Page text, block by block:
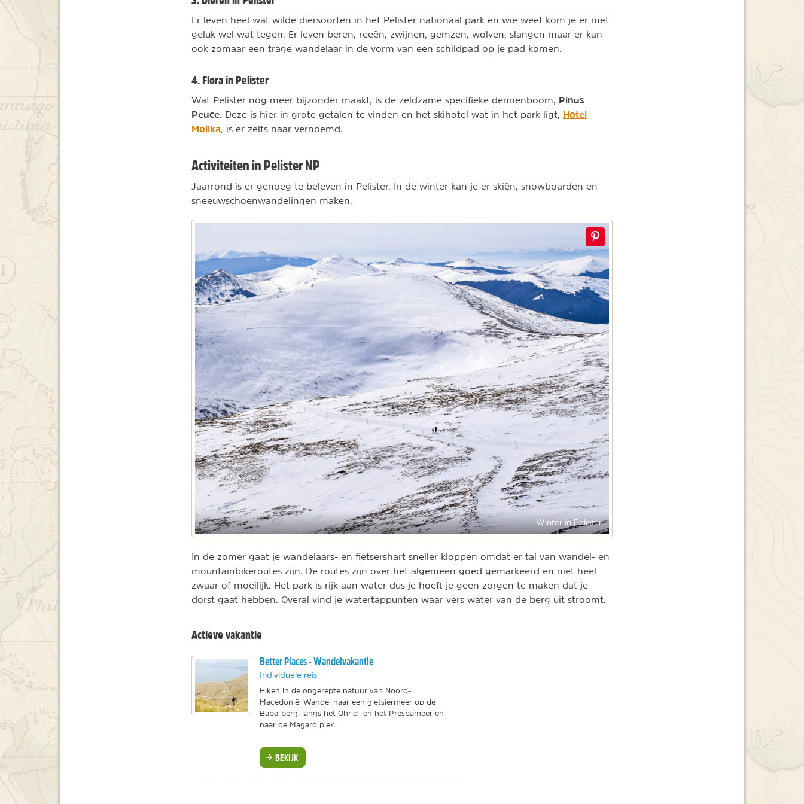
Er leven heel wat wilde diersoorten in het Pelister nationaal park en wie weet kom je er met
geluk wel wat tegen. Er leven beren, reeën, zwijnen, gemzen, wolven, slangen maar er kan
ook zomaar een trage wandelaar in de vorm van een schildpad op je pad komen.
4. Flora in Pelister
Wat Pelister nog meer bijzonder maakt, is de zeldzame specifieke dennenboom, Pinus
Peuce . Deze is hier in grote getalen te vinden en het skihotel wat in het park ligt, Hotel
Molika , is er zelfs naar vernoemd.
Activiteiten in Pelister NP
Jaarrond is er genoeg te beleven in Pelister. In de winter kan je er skiën, snowboarden en
sneeuwschoenwandelingen maken.
Winter in Pelister
In de zomer gaat je wandelaars- en fietsershart sneller kloppen omdat er tal van wandel- en
mountainbikeroutes zijn. De routes zijn over het algemeen goed gemarkeerd en niet heel
zwaar of moeilijk. Het park is rijk aan water dus je hoeft je geen zorgen te maken dat je
dorst gaat hebben. Overal vind je watertappunten waar vers water van de berg uit stroomt.
Actieve vakantie
Better Places - Wandelvakantie
Individuele reis
Hiken in de ongerepte natuur van Noord-
Macedonië. Wandel naar een gletsjermeer op de
Baba-berg, langs het Ohrid- en het Prespameer en
naar de Magaro piek.
BEKIJK